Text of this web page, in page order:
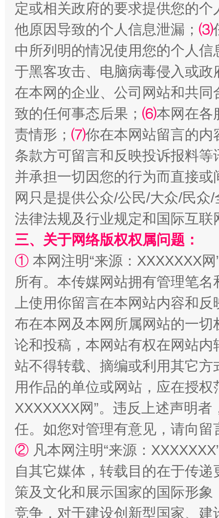
定或相关政府的要求提供您的个
他原因导致的个人信息泄漏； ⑶
中所列明的情况使用您的个人
于黑客攻击、电脑病毒侵入或
在本网的企业、公司网站和共
致的任何事态后果； ⑹本网在各
责情形； ⑺你在本网站留言的内
条款方可留言和反映投诉报料
并承担一切因您的行为而直接
网只是提供公众/公民/大众/民
法律法规及行业规定和国际互
三、关于网络版权权属问题：
① 本网注明“来源：XXXXXXX
所有。本传媒网站拥有管理笔
上使用你留言在本网站内容和
布在本网及本网所属网站的一
论和投稿，本网站有权在网站
站不得转载、摘编或利用其它
用作品的单位或网站，应在授
XXXXXXX网”。违反上述声明
任。如您对管理有意见，请向
② 凡本网注明“来源：
自其它媒体，转载目的在于传
策及文化和展示国家的国际形
竞争，对于建设创新型国家、